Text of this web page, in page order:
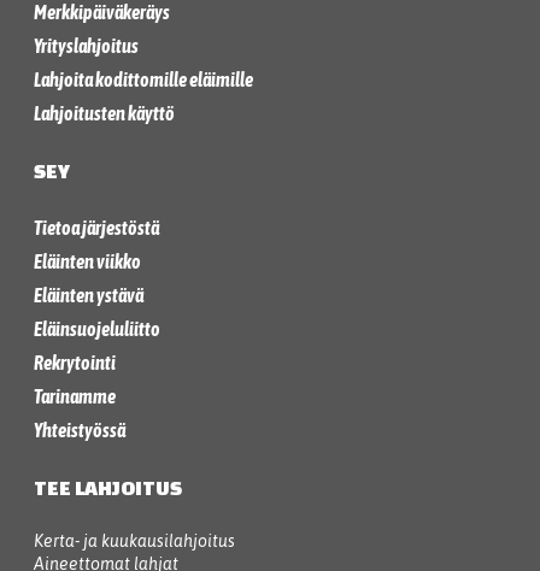
Merkkipäiväkeräys
Yrityslahjoitus
Lahjoita kodittomille eläimille
Lahjoitusten käyttö
SEY
Tietoa järjestöstä
Eläinten viikko
Eläinten ystävä
Eläinsuojeluliitto
Rekrytointi
Tarinamme
Yhteistyössä
TEE LAHJOITUS
Kerta- ja kuukausilahjoitus
Aineettomat lahjat